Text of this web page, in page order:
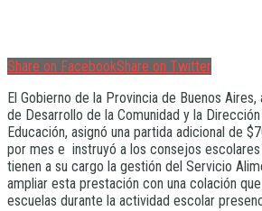
Share on FacebookShare on Twitter
El Gobierno de la Provincia de Buenos
de Desarrollo de la Comunidad y la
Educación, asignó una partida adicional de
por mes e instruyó a los consejos
tienen a su cargo la gestión del Servicio
ampliar esta prestación con una colación
escuelas durante la actividad escolar